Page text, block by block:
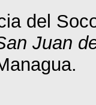
del
Juan